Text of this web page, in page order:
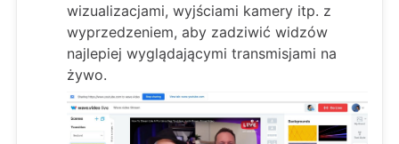
wizualizacjami, wyjściami kamery itp. z
wyprzedzeniem, aby zadziwić widzów
najlepiej wyglądającymi transmisjami na
żywo.